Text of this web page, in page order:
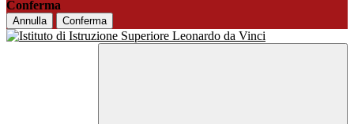
Conferma
Annulla Conferma